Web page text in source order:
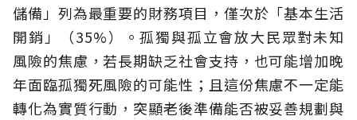
儲備」列為最重要的財務項目，僅次於「基本生活
開銷」（35%）。孤獨與孤立會放大民眾對未知
風險的焦慮，若長期缺乏社會支持，也可能增加晚
年面臨孤獨死風險的可能性；且這份焦慮不一定能
轉化為實質行動，突顯老後準備能否被妥善規劃與